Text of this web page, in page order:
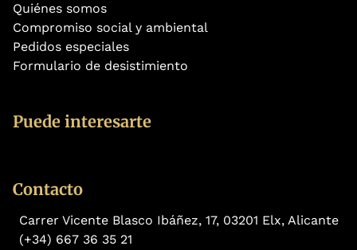
Quiénes somos
Compromiso social y ambiental
Pedidos especiales
Formulario de desistimiento
Puede interesarte
Contacto
Carrer Vicente Blasco Ibáñez, 17, 03201 Elx, Alicante
(+34) 667 36 35 21